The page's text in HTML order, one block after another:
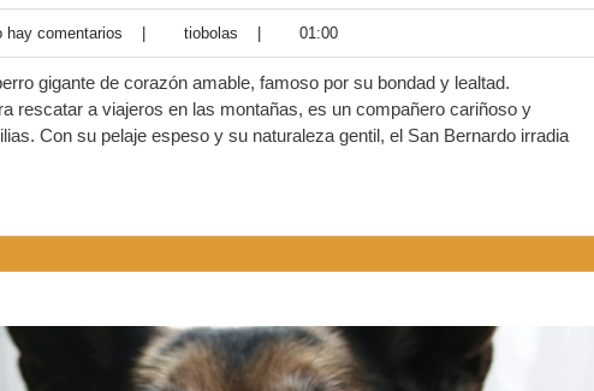
comentarios tiobolas 01:00
gigante de corazón amable, famoso por su bondad y lealtad.
rescatar a viajeros en las montañas, es un compañero cariñoso y
Con su pelaje espeso y su naturaleza gentil, el San Bernardo irradia